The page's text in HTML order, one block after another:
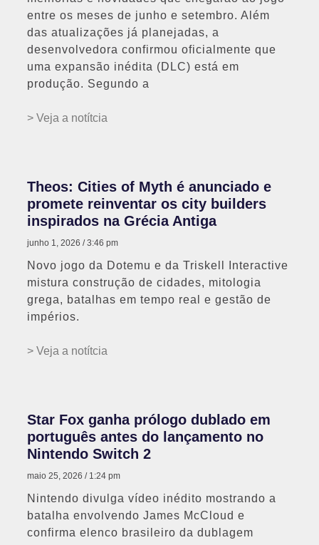
entre os meses de junho e setembro. Além
das atualizações já planejadas, a
desenvolvedora confirmou oficialmente que
uma expansão inédita (DLC) está em
produção. Segundo a
> Veja a notítcia
Theos: Cities of Myth é anunciado e
promete reinventar os city builders
inspirados na Grécia Antiga
junho 1, 2026 3:46 pm
Novo jogo da Dotemu e da Triskell Interactive
mistura construção de cidades, mitologia
grega, batalhas em tempo real e gestão de
impérios.
> Veja a notítcia
Star Fox ganha prólogo dublado em
português antes do lançamento no
Nintendo Switch 2
maio 25, 2026 1:24 pm
Nintendo divulga vídeo inédito mostrando a
batalha envolvendo James McCloud e
confirma elenco brasileiro da dublagem